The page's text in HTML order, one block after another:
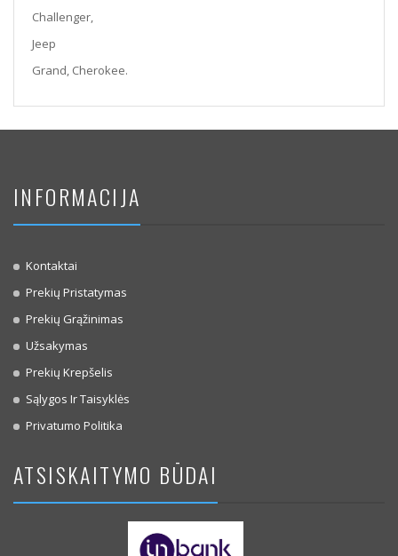
Challenger,
Jeep
Grand, Cherokee.
INFORMACIJA
Kontaktai
Prekių Pristatymas
Prekių Grąžinimas
Užsakymas
Prekių Krepšelis
Sąlygos Ir Taisyklės
Privatumo Politika
ATSISKAITYMO BŪDAI